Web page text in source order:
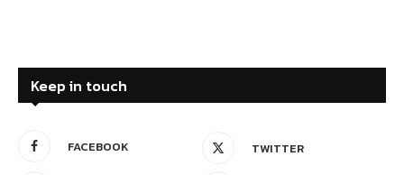
Keep in touch
FACEBOOK TWITTER